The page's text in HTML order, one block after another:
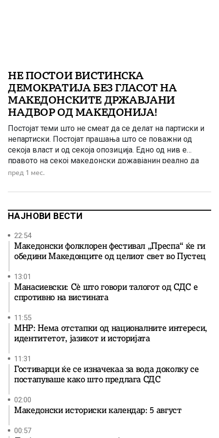
НЕ ПОСТОИ ВИСТИНСКА
ДЕМОКРАТИЈА БЕЗ ГЛАСОТ НА
МАКЕДОНСКИТЕ ДРЖАВЈАНИ
НАДВОР ОД МАКЕДОНИЈА!
Постојат теми што не смеат да се делат на партиски и
непартиски. Постојат прашања што се поважни од
секоја власт и од секоја опозиција. Едно од нив е
правото на секој македонски државјанин реално да
учествува во одлучувањето за иднината на својата
постојат граѓани чии гласови вредат повеќе […]
пред 1 мес.
НАЈНОВИ ВЕСТИ
22:54
Македонски фолклорен фестивал „Преспа“ ќе ги
обедини Македонците од целиот свет во Пустец
13:01
Манасиевски: Сè што говори талогот од СДС е
спротивно на вистината
11:55
МНР: Нема отстапки од националните интереси,
идентитетот, јазикот и историјата
11:31
Гостиварци ќе се изначекаа за вода доколку се
постапуваше како што предлага СДС
02:00
Македонски историски календар: 5 август
00:57